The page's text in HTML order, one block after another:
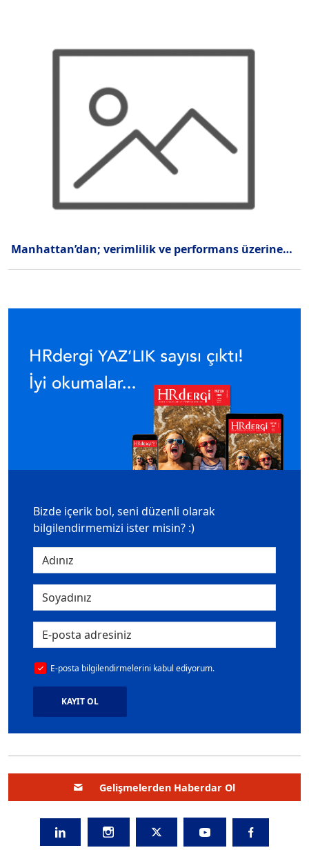
Manhattan’dan; verimlilik ve performans üzerine…
Bizde içerik bol, seni düzenli olarak
bilgilendirmemizi ister misin? :)
E-posta bilgilendirmelerini kabul ediyorum.
KAYIT OL
Gelişmelerden Haberdar Ol